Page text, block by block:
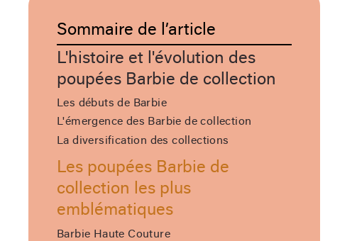
Sommaire de l’article
L'histoire et l'évolution des
poupées Barbie de collection
Les débuts de Barbie
L'émergence des Barbie de collection
La diversification des collections
Les poupées Barbie de
collection les plus
emblématiques
Barbie Haute Couture